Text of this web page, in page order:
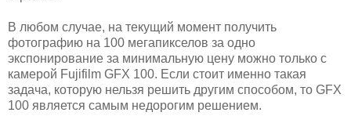
В любом случае, на текущий момент получить
фотографию на 100 мегапикселов за одно
экспонирование за минимальную цену можно только с
камерой Fujifilm GFX 100. Если стоит именно такая
задача, которую нельзя решить другим способом, то GFX
100 является самым недорогим решением.